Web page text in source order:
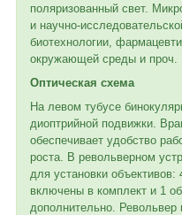
поляризованный свет.
и научно-
биотехнологии,
окружающей среды и проч.
Оптическая схема
На левом тубусе
диоптрийной подвижки.
обеспечивает удобство
роста. В револьверном
для установки объективов:
включены в комплект и 1
дополнительно. Револьвер